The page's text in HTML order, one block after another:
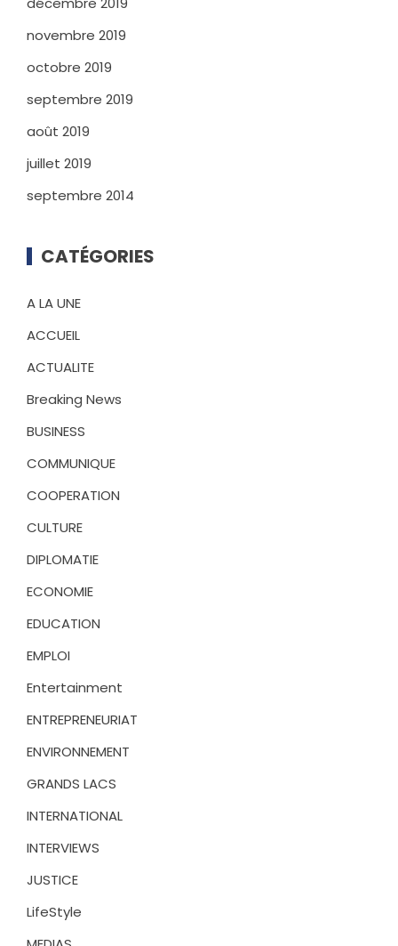
novembre 2019
octobre 2019
septembre 2019
août 2019
juillet 2019
septembre 2014
CATÉGORIES
A LA UNE
ACCUEIL
ACTUALITE
Breaking News
BUSINESS
COMMUNIQUE
COOPERATION
CULTURE
DIPLOMATIE
ECONOMIE
EDUCATION
EMPLOI
Entertainment
ENTREPRENEURIAT
ENVIRONNEMENT
GRANDS LACS
INTERNATIONAL
INTERVIEWS
JUSTICE
LifeStyle